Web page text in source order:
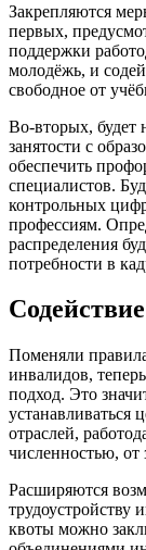
Закрепляются
первых,
поддержки
молодёжь, и
свободное от
Во-вторых, будет
занятости с
обеспечить
специалистов.
контрольных
профессиям.
распределения
потребности в
Поменяли
инвалидов,
подход. Это
устанавливаться
отраслей,
численностью, от
Расширяются
квоты можно